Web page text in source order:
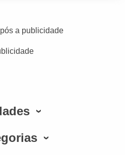
a publicidade